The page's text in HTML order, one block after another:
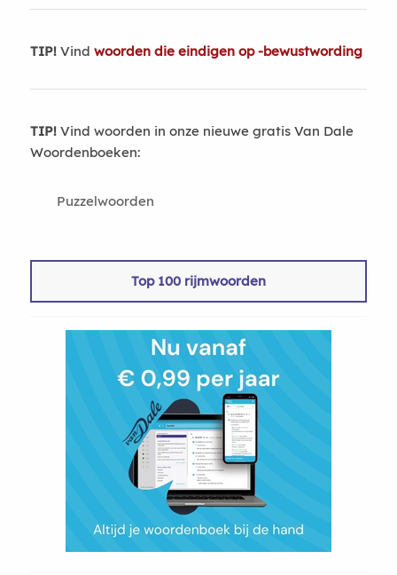
TIP!Vind woorden die eindigen op -bewustwording
TIP!Vind woorden in onze nieuwe gratis Van Dale
Woordenboeken:
Puzzelwoorden
Top 100 rijmwoorden